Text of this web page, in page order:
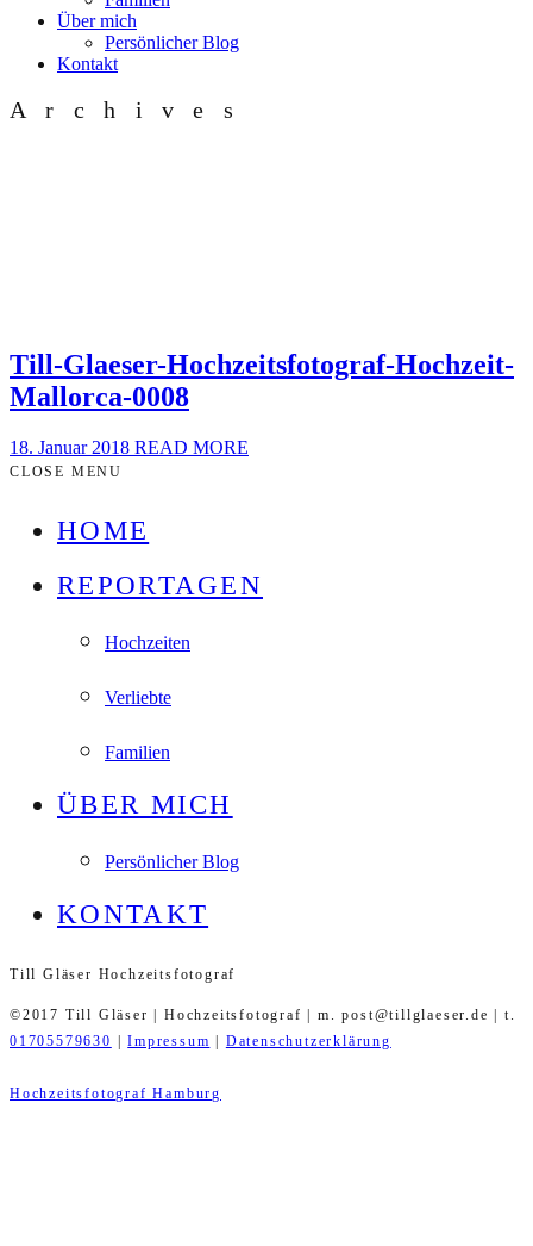
Über mich
Persönlicher Blog
Kontakt
Archives
Till-Glaeser-Hochzeitsfotograf-Hochzeit-
Mallorca-0008
18. Januar 2018 READ MORE
CLOSE MENU
HOME
REPORTAGEN
Hochzeiten
Verliebte
Familien
ÜBER MICH
Persönlicher Blog
KONTAKT
Till Gläser Hochzeitsfotograf
©2017 Till Gläser | Hochzeitsfotograf | m. post@tillglaeser.de | t.
01705579630
|Impressum Datenschutzerklärung
Hochzeitsfotograf Hamburg